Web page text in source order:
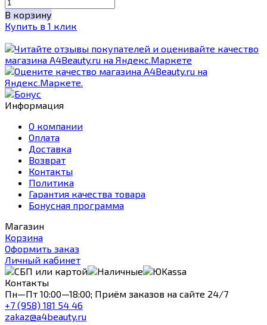
В корзину
Купить в 1 клик
Информация
О компании
Оплата
Доставка
Возврат
Контакты
Политика
Гарантия качества товара
Бонусная программа
Магазин
Корзина
Оформить заказ
Личный кабинет
Контакты
Пн—Пт 10:00—18:00; Приём заказов на сайте 24/7
+7 (958) 181 54 46
zakaz@a4beauty.ru